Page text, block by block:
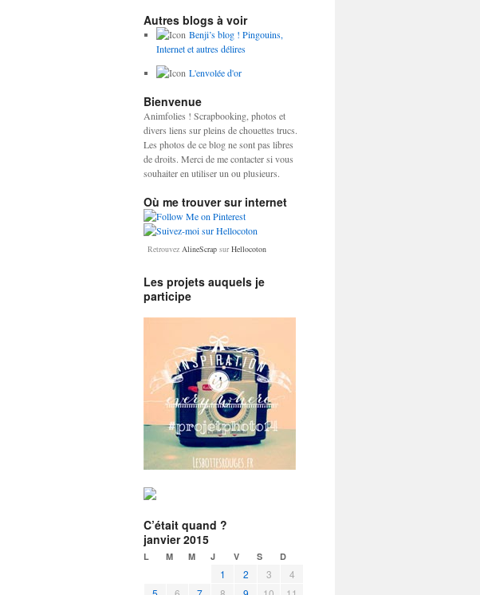
Autres blogs à voir
Benji’s blog ! Pingouins,
Internet et autres délires
L'envolée d'or
Bienvenue
Animfolies ! Scrapbooking, photos et
divers liens sur pleins de chouettes trucs.
Les photos de ce blog ne sont pas libres
de droits. Merci de me contacter si vous
souhaiter en utiliser un ou plusieurs.
Où me trouver sur internet
Retrouvez AlineScrap sur Hellocoton
Les projets auquels je
participe
C’était quand ?
janvier 2015
L M M J V S D
1 2 3
4